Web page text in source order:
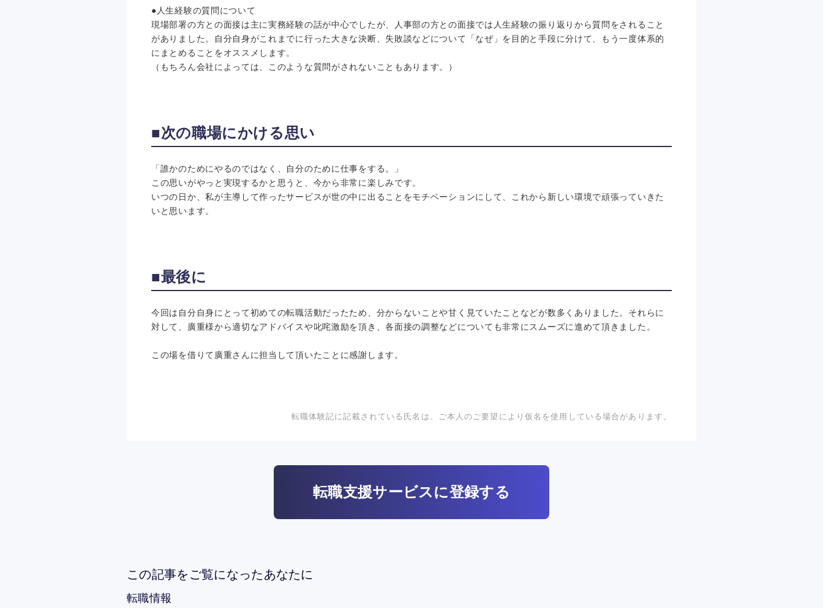
●人生経験の質問について
現場部署の方との面接は主に実務経験の話が中心でしたが、人事部の方との面接では人生経験の振り返りから質問をされること
がありました。自分自身がこれまでに行った大きな決断、失敗談などについて「なぜ」を目的と手段に分けて、もう一度体系的
にまとめることをオススメします。
（もちろん会社によっては、このような質問がされないこともあります。）
■次の職場にかける思い
「誰かのためにやるのではなく、自分のために仕事をする。」
この思いがやっと実現するかと思うと、今から非常に楽しみです。
いつの日か、私が主導して作ったサービスが世の中に出ることをモチベーションにして、これから新しい環境で頑張っていきた
いと思います。
■最後に
今回は自分自身にとって初めての転職活動だったため、分からないことや甘く見ていたことなどが数多くありました。それらに
対して、廣重様から適切なアドバイスや叱咤激励を頂き、各面接の調整などについても非常にスムーズに進めて頂きました。
この場を借りて廣重さんに担当して頂いたことに感謝します。
転職体験記に記載されている氏名は、ご本人のご要望により仮名を使用している場合があります。
転職支援サービスに登録する
この記事をご覧になったあなたに
転職情報